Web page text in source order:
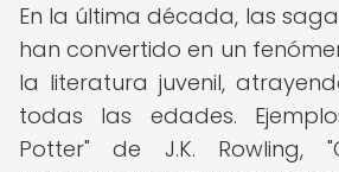
En la última década, las
han convertido en un
la literatura juvenil,
todas las edades.
Potter" de J.K. Rowling,